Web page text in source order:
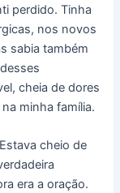
perdido. Tinha
nos novos
sabia também
cheia de dores
minha família.
cheio de
era a oração.